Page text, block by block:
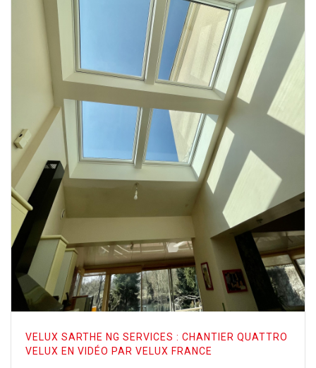
VELUX SARTHE NG SERVICES : CHANTIER QUATTRO
VELUX EN VIDÉO PAR VELUX FRANCE